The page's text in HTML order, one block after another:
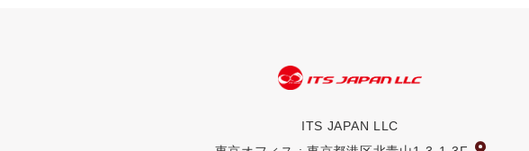
ITS JAPAN LLC